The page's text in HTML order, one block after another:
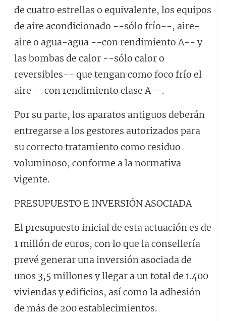
de cuatro estrellas o equivalente, los equipos
de aire acondicionado --sólo frío--, aire-
aire o agua-agua --con rendimiento A-- y
las bombas de calor --sólo calor o
reversibles-- que tengan como foco frío el
aire --con rendimiento clase A--.
Por su parte, los aparatos antiguos deberán
entregarse a los gestores autorizados para
su correcto tratamiento como residuo
voluminoso, conforme a la normativa
vigente.
PRESUPUESTO E INVERSIÓN ASOCIADA
El presupuesto inicial de esta actuación es de
1 millón de euros, con lo que la consellería
prevé generar una inversión asociada de
unos 3,5 millones y llegar a un total de 1.400
viviendas y edificios, así como la adhesión
de más de 200 establecimientos.